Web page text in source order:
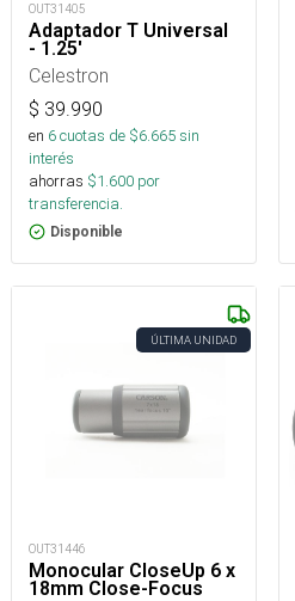
OUT31405
Adaptador T Universal
- 1.25'
Celestron
$ 39.990
en 6cuotas de $6.665sin
interés
ahorras $1.600 por
transferencia.
Disponible
ÚLTIMA UNIDAD
OUT31446
Monocular CloseUp 6 x
18mm Close-Focus